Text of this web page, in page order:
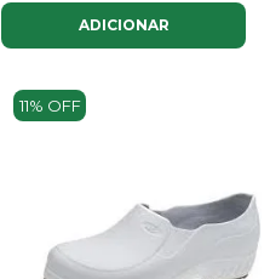
ADICIONAR
11% OFF